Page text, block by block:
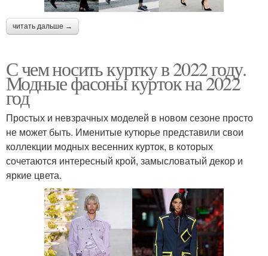
читать дальше →
С чем носить куртку в 2022 году.
Модные фасоны курток на 2022
год
Простых и невзрачных моделей в новом сезоне просто
не может быть. Именитые кутюрье представили свои
коллекции модных весенних курток, в которых
сочетаются интересный крой, замысловатый декор и
яркие цвета.